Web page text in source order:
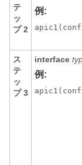
テ
ッ
プ 2
例:
ス
テ
ッ
プ 3
interface
例: